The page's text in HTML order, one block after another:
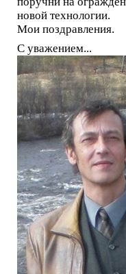
новой технологии.
Мои поздравления.
С уважением...